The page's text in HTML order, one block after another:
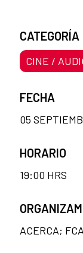
CATEGORÍA
CINE /
FECHA
05
HORARIO
19:00 HRS
ACERCA;